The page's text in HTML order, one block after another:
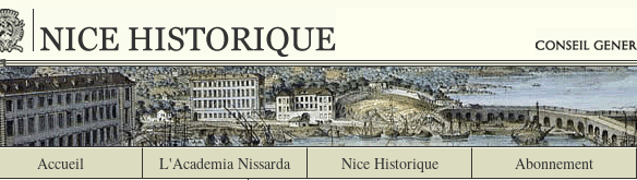
Accueil L'Academia Nissarda Nice Historique Abonnement